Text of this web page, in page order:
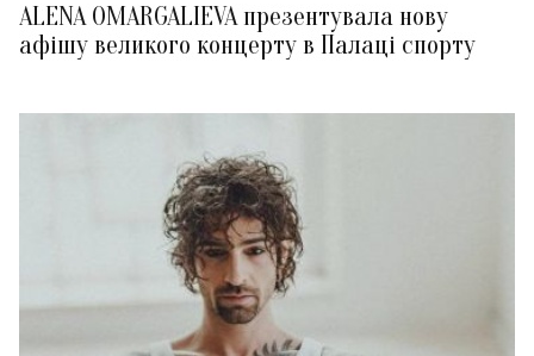
ALENA OMARGALIEVA презентувала нову
афішу великого концерту в Палаці спорту